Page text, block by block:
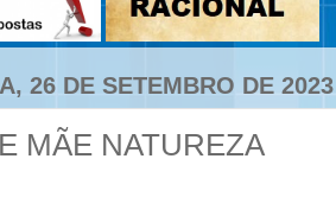
26 DE SETEMBRO DE 2023
MÃE NATUREZA